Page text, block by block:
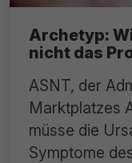
Archetyp:
nicht das
ASNT, der
Marktplatzes
müsse die
Symptome